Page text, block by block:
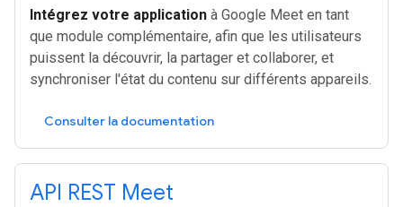
Intégrez votre application à Google Meet en tant
que module complémentaire, afin que les utilisateurs
puissent la découvrir, la partager et collaborer, et
synchroniser l'état du contenu sur différents appareils.
Consulter la documentation
API REST Meet